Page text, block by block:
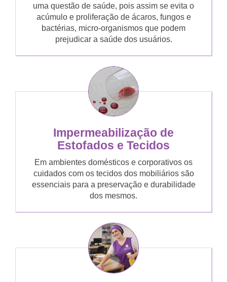
uma questão de saúde, pois assim se evita o
acúmulo e proliferação de ácaros, fungos e
bactérias, micro-organismos que podem
prejudicar a saúde dos usuários.
Impermeabilização de
Estofados e Tecidos
Em ambientes domésticos e corporativos os
cuidados com os tecidos dos mobiliários são
essenciais para a preservação e durabilidade
dos mesmos.